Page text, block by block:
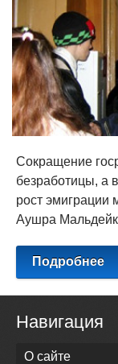
Сокращение
безработицы, а
рост эмиграции
Аушра
Подробнее
Навигация
О сайте